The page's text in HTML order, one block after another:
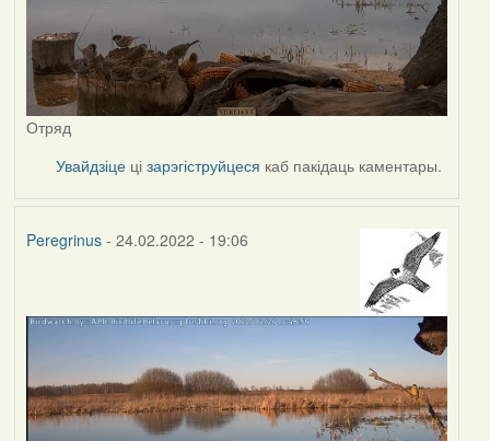
Отряд
Увайдзіце цізарэгіструйцеся каб пакідаць каментары.
Peregrinus- 24.02.2022 - 19:06